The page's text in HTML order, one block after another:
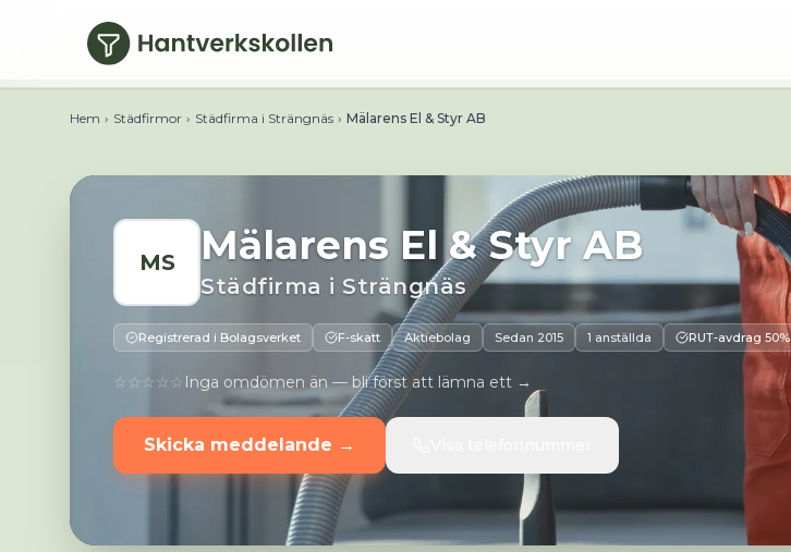
Hoppa till huvudinnehåll
Telefon:E-post:Webbplats:Adress:ingvarsvägen 35, 645 32 Strängnäs
Hem › Städfirmor › Städfirma i Strängnäs › Mälarens El & Styr AB
MS Mälarens El & Styr AB
Städfirma i Strängnäs
Registrerad i Bolagsverket F-skatt Aktiebolag Sedan 2015 1 anställda RUT-avdrag 50%
☆☆☆☆☆ Inga omdömen än — bli först att lämna ett →
Skicka meddelande →